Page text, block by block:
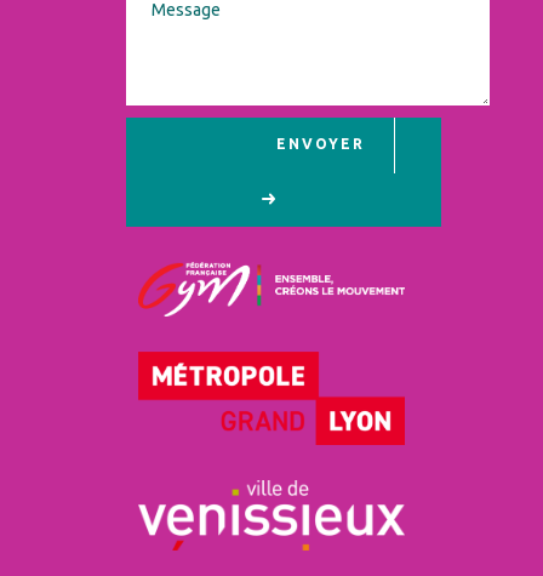
ENVOYER